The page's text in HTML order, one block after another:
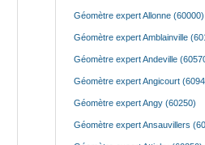
Géomètre expert Allonne (60000)
Géomètre expert Amblainville
Géomètre expert Andeville
Géomètre expert Angicourt
Géomètre expert Angy (60250)
Géomètre expert Ansauvillers